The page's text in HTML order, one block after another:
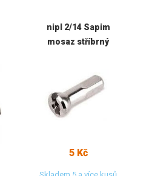
nipl 2/14 Sapim
mosaz stříbrný
5 Kč